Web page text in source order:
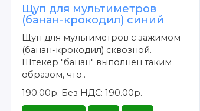
Щуп для мультиметров
(банан-крокодил) синий
Щуп для мультиметров с зажимом
(банан-крокодил) сквозной.
Штекер "банан" выполнен таким
образом, что..
190.00р. Без НДС: 190.00р.